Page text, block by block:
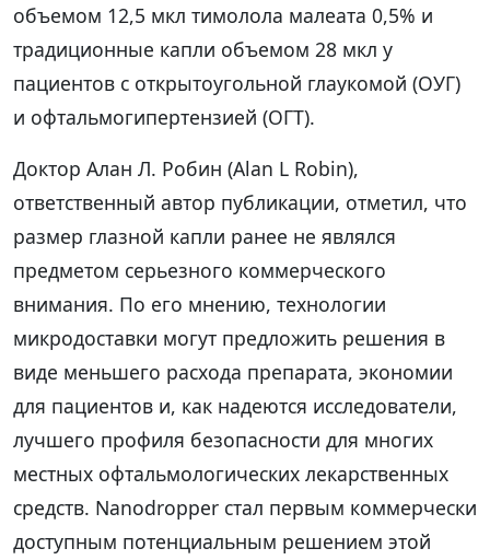
объемом 12,5 мкл тимолола малеата 0,5% и
традиционные капли объемом 28 мкл у
пациентов с открытоугольной глаукомой (ОУГ)
и офтальмогипертензией (ОГТ).
Доктор Алан Л. Робин (Alan L Robin),
ответственный автор публикации, отметил, что
размер глазной капли ранее не являлся
предметом серьезного коммерческого
внимания. По его мнению, технологии
микродоставки могут предложить решения в
виде меньшего расхода препарата, экономии
для пациентов и, как надеются исследователи,
лучшего профиля безопасности для многих
местных офтальмологических лекарственных
средств. Nanodropper стал первым коммерчески
доступным потенциальным решением этой